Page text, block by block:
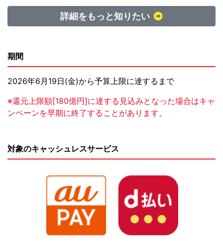
詳細をもっと知りたい
期間
2026年6月19日(金)から予算上限に達するまで
※還元上限額[180億円]に達する見込みとなった場合はキャ
ンペーンを早期に終了することがあります。
対象のキャッシュレスサービス